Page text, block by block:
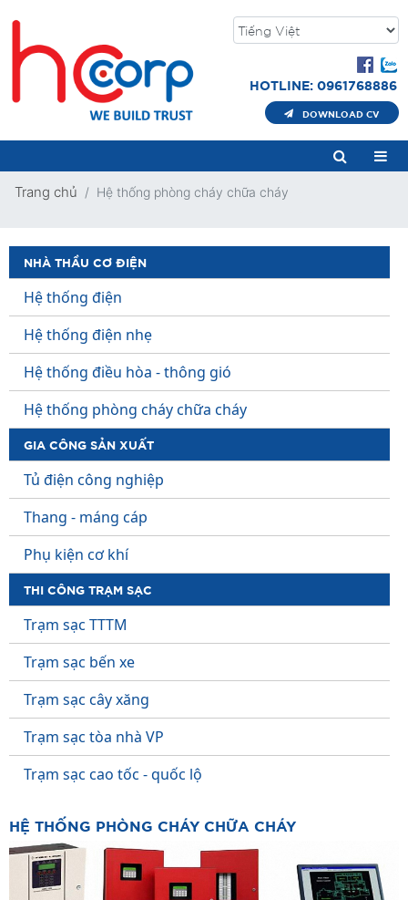
HOTLINE: 0961768886
DOWNLOAD CV
Trang chủ Hệ thống phòng cháy chữa cháy
NHÀ THẦU CƠ ĐIỆN
Hệ thống điện
Hệ thống điện nhẹ
Hệ thống điều hòa - thông gió
Hệ thống phòng cháy chữa cháy
GIA CÔNG SẢN XUẤT
Tủ điện công nghiệp
Thang - máng cáp
Phụ kiện cơ khí
THI CÔNG TRẠM SẠC
Trạm sạc TTTM
Trạm sạc bến xe
Trạm sạc cây xăng
Trạm sạc tòa nhà VP
Trạm sạc cao tốc - quốc lộ
HỆ THỐNG PHÒNG CHÁY CHỮA CHÁY